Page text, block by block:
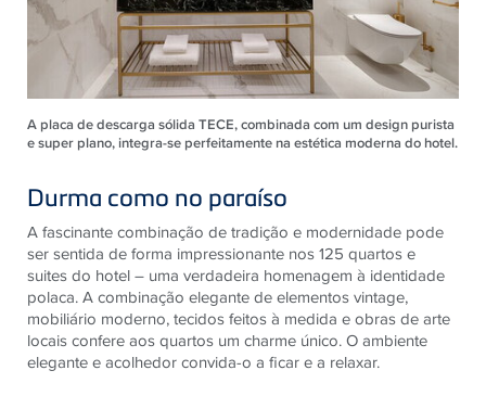
A placa de descarga sólida TECE, combinada com um design purista
e super plano, integra-se perfeitamente na estética moderna do hotel.
Durma como no paraíso
A fascinante combinação de tradição e modernidade pode
ser sentida de forma impressionante nos 125 quartos e
suites do hotel – uma verdadeira homenagem à identidade
polaca. A combinação elegante de elementos vintage,
mobiliário moderno, tecidos feitos à medida e obras de arte
locais confere aos quartos um charme único. O ambiente
elegante e acolhedor convida-o a ficar e a relaxar.